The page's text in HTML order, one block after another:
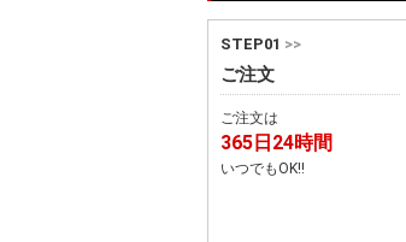
STEP01 >>
ご注文
ご注文は
365日24時間
いつでもOK!!